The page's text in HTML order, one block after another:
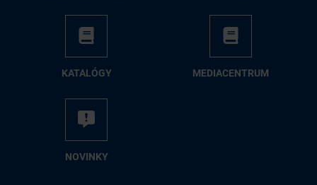
KA­TA­LÓ­GY ME­DIA­CEN­TRUM
NO­VIN­KY